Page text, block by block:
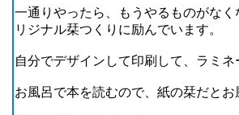
一通りやったら、もうやるものがな
リジナル栞つくりに励んでいます。
自分でデザインして印刷して、ラミ
お風呂で本を読むので、紙の栞だと